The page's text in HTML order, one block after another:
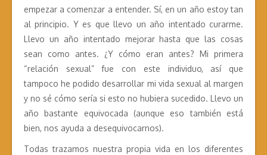
empezar a comenzar a entender. Sí, en un año estoy tan
al principio. Y es que llevo un año intentado curarme.
Llevo un año intentado mejorar hasta que las cosas
sean como antes. ¿Y cómo eran antes? Mi primera
“relación sexual” fue con este individuo, así que
tampoco he podido desarrollar mi vida sexual al margen
y no sé cómo sería si esto no hubiera sucedido. Llevo un
año bastante equivocada (aunque eso también está
bien, nos ayuda a desequivocarnos).
Todas trazamos nuestra propia vida en los diferentes